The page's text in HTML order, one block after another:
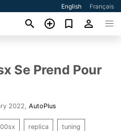
English Français
Se Prend Pour
2022 AutoPlus
replica tuning